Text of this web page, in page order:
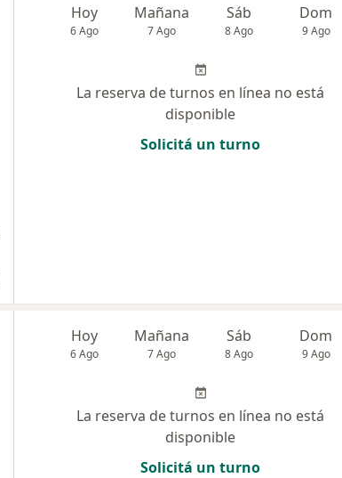
Hoy
6 Ago
Mañana
7 Ago
Sáb
8 Ago
Dom
9 Ago
La reserva de turnos en línea no está
disponible
Solicitá un turno
Hoy
6 Ago
Mañana
7 Ago
Sáb
8 Ago
Dom
9 Ago
La reserva de turnos en línea no está
disponible
Solicitá un turno